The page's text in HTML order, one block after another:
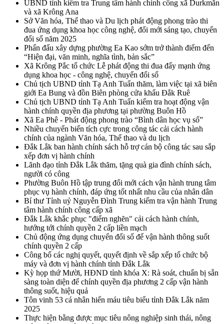
UBND tỉnh kiểm tra Trung tâm hành chính công xã Durkmăn
và xã Krông Ana
Sở Văn hóa, Thể thao và Du lịch phát động phong trào thi
đua ứng dụng khoa học công nghệ, đổi mới sáng tạo, chuyển
đổi số năm 2025
Phấn đấu xây dựng phường Ea Kao sớm trở thành điểm đến
“Hiện đại, văn minh, nghĩa tình, bản sắc”
Xã Krông Pắc tổ chức Lễ phát động thi đua đẩy mạnh ứng
dụng khoa học - công nghệ, chuyển đổi số
Chủ tịch UBND tỉnh Tạ Anh Tuấn thăm, làm việc tại xã biên
giới Ea Bung và đồn Biên phòng cửa khẩu Đắk Ruê
Chủ tịch UBND tỉnh Tạ Anh Tuấn kiểm tra hoạt động vận
hành chính quyền địa phương tại phường Buôn Hồ
Xã Ea Phê - Phát động phong trào “Bình dân học vụ số”
Nhiều chuyển biến tích cực trong công tác cải cách hành
chính của ngành Văn hóa, Thể thao và du lịch
Đắk Lắk ban hành chính sách hỗ trợ cán bộ công tác sau sắp
xếp đơn vị hành chính
Lãnh đạo tỉnh Đắk Lắk thăm, tặng quà gia đình chính sách,
người có công
Phường Buôn Hồ tập trung đổi mới cách vận hành trung tâm
phục vụ hành chính, đáp ứng tốt nhất nhu cầu của nhân dân
Bí thư Tỉnh uỷ Nguyễn Đình Trung kiểm tra vận hành Trung
tâm hành chính công cấp xã
Đắk Lắk khắc phục "điểm nghẽn" cải cách hành chính,
hướng tới chính quyền 2 cấp liền mạch
Chủ động ứng dụng chuyển đổi số để vận hành thông suốt
chính quyền 2 cấp
Công bố các nghị quyết, quyết định về sắp xếp tổ chức bộ
máy và đơn vị hành chính tỉnh Đắk Lắk
Kỳ họp thứ Mười, HĐND tỉnh khóa X: Rà soát, chuẩn bị sẵn
sàng toàn diện để chính quyền địa phương 2 cấp vận hành
thông suốt, hiệu quả
Tôn vinh 53 cá nhân hiến máu tiêu biểu tỉnh Đắk Lắk năm
2025
Thực hiện bằng được mục tiêu nông nghiệp sinh thái, nông